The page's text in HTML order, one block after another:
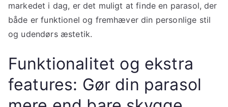
markedet i dag, er det muligt at finde en parasol, der
både er funktionel og fremhæver din personlige stil
og udendørs æstetik.
Funktionalitet og ekstra
features: Gør din parasol